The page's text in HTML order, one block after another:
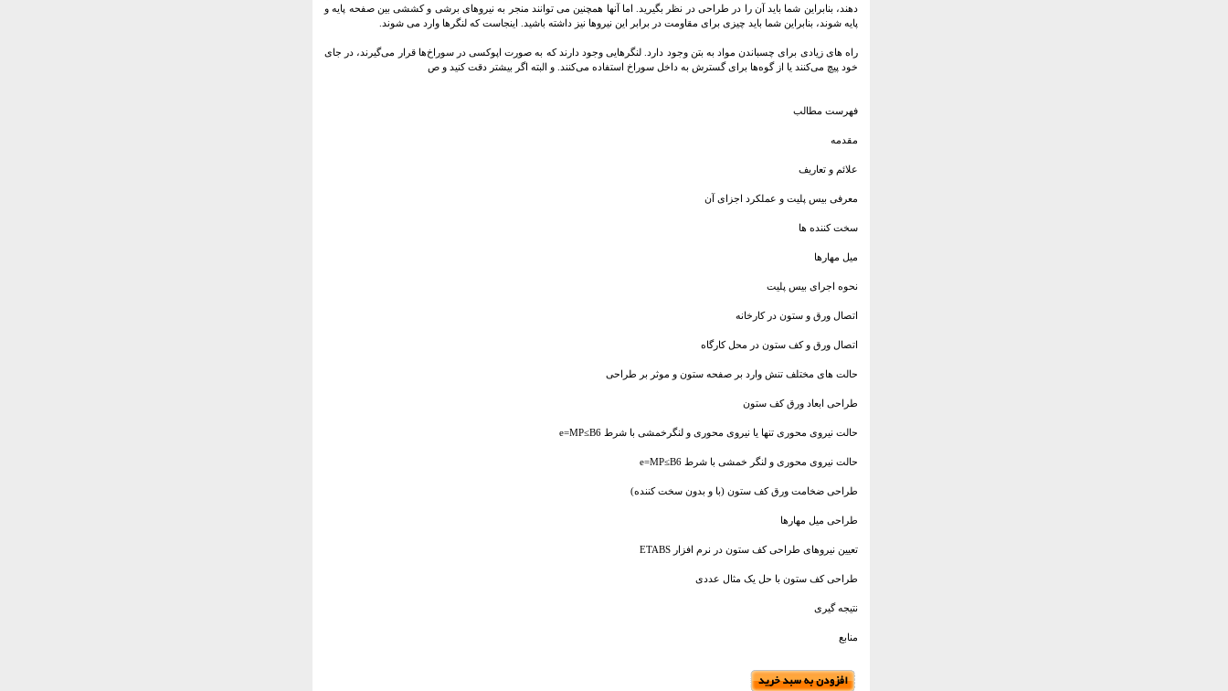
دهند، بنابراین شما باید آن را در طراحی در نظر بگیرید. اما آنها همچنین می توانند منجر به نیروهای برشی و کششی بین صفحه پایه و
پایه شوند، بنابراین شما باید چیزی برای مقاومت در برابر این نیروها نیز داشته باشید. اینجاست که لنگرها وارد می شوند.
راه های زیادی برای چسباندن مواد به بتن وجود دارد. لنگرهایی وجود دارند که به صورت اپوکسی در سوراخ‌ها قرار می‌گیرند، در جای
خود پیچ ​​می‌کنند یا از گوه‌ها برای گسترش به داخل سوراخ استفاده می‌کنند. و البته اگر بیشتر دقت کنید و ص
فهرست مطالب
مقدمه
علائم و تعاریف
معرفی بیس پلیت و عملکرد اجزای آن
سخت کننده ها
میل مهارها
نحوه اجرای بیس پلیت
اتصال ورق و ستون در کارخانه
اتصال ورق و کف ستون در محل کارگاه
حالت‌ های مختلف تنش وارد بر صفحه ستون و موثر بر طراحی
طراحی ابعاد ورق کف ستون
حالت نیروی محوری تنها یا نیروی محوری و لنگرخمشی با شرط e=MP≤B6
حالت نیروی محوری و لنگر خمشی با شرط e=MP≤B6
طراحی ضخامت ورق کف ستون (با و بدون سخت کننده)
طراحی میل مهارها
تعیین نیروهای طراحی کف ستون در نرم افزار ETABS
طراحی کف ستون با حل یک مثال عددی
نتیجه گیری
منابع